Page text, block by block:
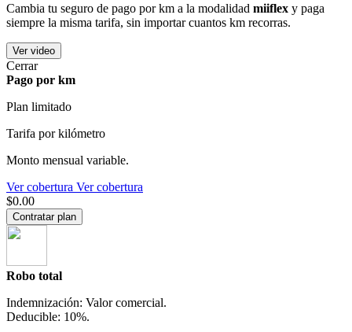
Cambia tu seguro de pago por km a la modalidad miiflex y paga
siempre la misma tarifa, sin importar cuantos km recorras.
Ver video
Cerrar
Pago por km
Plan limitado
Tarifa por kilómetro
Monto mensual variable.
Ver cobertura Ver cobertura
$0.00
Contratar plan
Robo total
Indemnización: Valor comercial.
Deducible: 10%.